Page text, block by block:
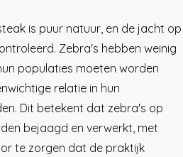
is puur natuur, en de jacht op
Zebra's hebben weinig
populaties moeten worden
relatie in hun
Dit betekent dat zebra's op
bejaagd en verwerkt, met
te zorgen dat de praktijk